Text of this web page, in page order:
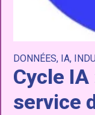
DONNÉES, IA,
Cycle IA
service